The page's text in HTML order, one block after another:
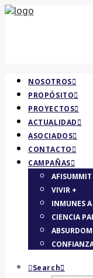
NOSOTROS
PROPÓSITO
PROYECTOS
ACTUALIDAD
ASOCIADOS
CONTACTO
CAMPAÑAS
AFISUMMIT
VIVIR +
INMUNES
CIENCIA
Search